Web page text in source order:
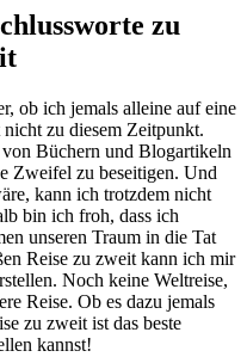
zu
ob ich jemals alleine auf eine
zu diesem Zeitpunkt.
Büchern und Blogartikeln
Zweifel zu beseitigen. Und
kann ich trotzdem nicht
bin ich froh, dass ich
unseren Traum in die Tat
Reise zu zweit kann ich mir
Noch keine Weltreise,
Reise. Ob es dazu jemals
zu zweit ist das beste
kannst!